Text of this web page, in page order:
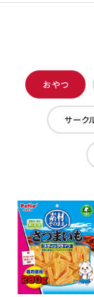
おやつ
サーク